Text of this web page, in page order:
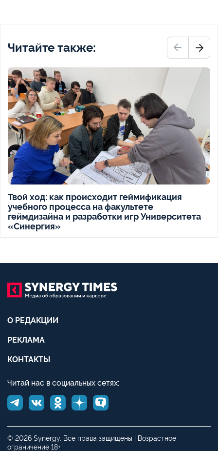
Читайте также:
Твой ход: как происходит геймификация
учебного процесса на факультете
геймдизайна и разработки игр Университета
«Синергия»
О РЕДАКЦИИ
РЕКЛАМА
КОНТАКТЫ
Читай нас в социальных сетях:
© 2026 Synergy. Все права защищены | Возрастное
ограничение 18+